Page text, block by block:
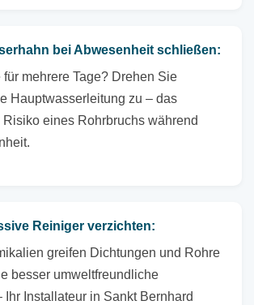
bei Abwesenheit schließen:
mehrere Tage? Drehen Sie
Hauptwasserleitung zu – das
Risiko eines Rohrbruchs während
Reiniger verzichten:
greifen Dichtungen und Rohre
besser umweltfreundliche
Ihr Installateur in Sankt Bernhard